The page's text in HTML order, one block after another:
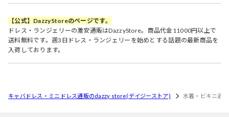
【公式】DazzyStoreのページです。
ドレス・ランジェリーの激安通販はDazzyStore。商品代金11000円以上で
送料無料です。週3日ドレス・ランジェリーを始めとする話題の最新商品を
入荷しております。
キャバドレス・ミニドレス通販のdazzy store(デイジーストア) 水着・ビキニ通販